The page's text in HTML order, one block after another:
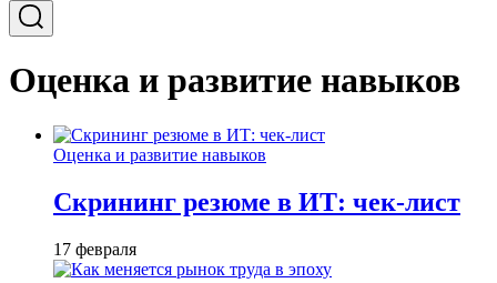
Оценка и развитие навыков
Оценка и развитие навыков
Скрининг резюме в ИТ: чек-лист
17 февраля